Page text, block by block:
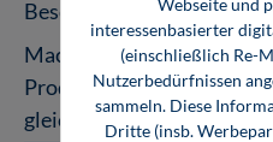
Beschreibung
Machine Vision im
Produktqualität und
gleichzeitig Kosten
interessenbasierter
(einschließlich Re-
Nutzerbedürfnissen
sammeln. Diese
Dritte (insb.